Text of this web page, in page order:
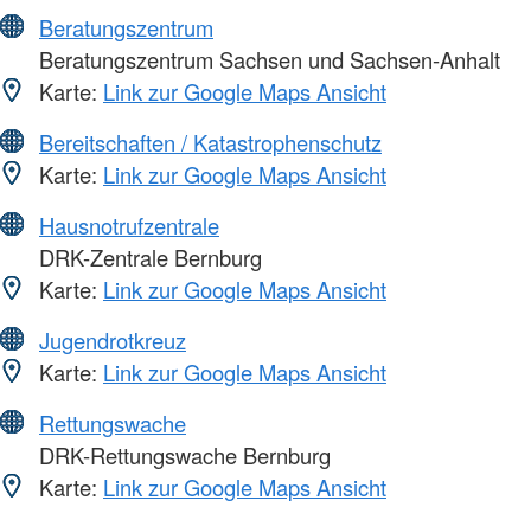
Beratungszentrum
Beratungszentrum Sachsen und Sachsen-Anhalt
Karte: Link zur Google Maps Ansicht
Bereitschaften / Katastrophenschutz
Karte: Link zur Google Maps Ansicht
Hausnotrufzentrale
DRK-Zentrale Bernburg
Karte: Link zur Google Maps Ansicht
Jugendrotkreuz
Karte: Link zur Google Maps Ansicht
Rettungswache
DRK-Rettungswache Bernburg
Karte: Link zur Google Maps Ansicht